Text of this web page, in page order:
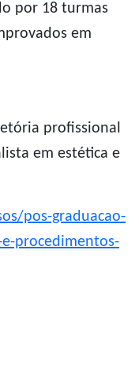
por 18 turmas
em
profissional
em estética e
pos-graduacao-
procedimentos-